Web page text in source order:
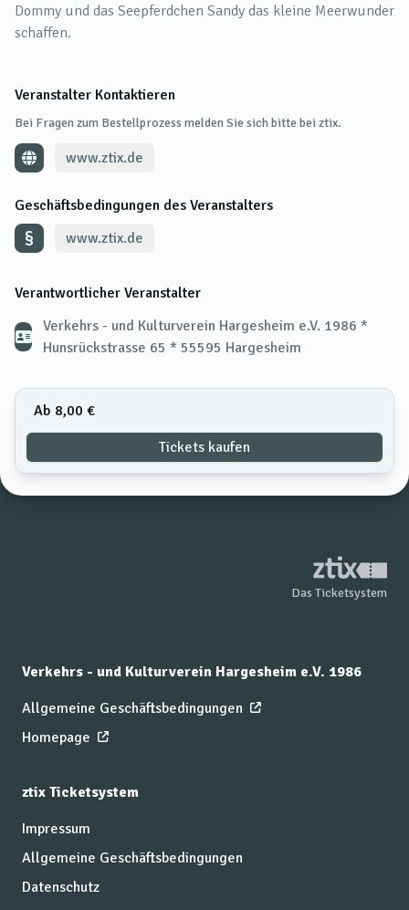
Dommy und das Seepferdchen Sandy das kleine Meerwunder
schaffen.
Veranstalter Kontaktieren
Bei Fragen zum Bestellprozess melden Sie sich bitte bei ztix.
www.ztix.de
Geschäftsbedingungen des Veranstalters
www.ztix.de
Verantwortlicher Veranstalter
Verkehrs - und Kulturverein Hargesheim e.V. 1986 *
Hunsrückstrasse 65 * 55595 Hargesheim
Ab 8,00 €
Tickets kaufen
Das Ticketsystem
Verkehrs - und Kulturverein Hargesheim e.V. 1986
Allgemeine Geschäftsbedingungen
Homepage
ztix Ticketsystem
Impressum
Allgemeine Geschäftsbedingungen
Datenschutz